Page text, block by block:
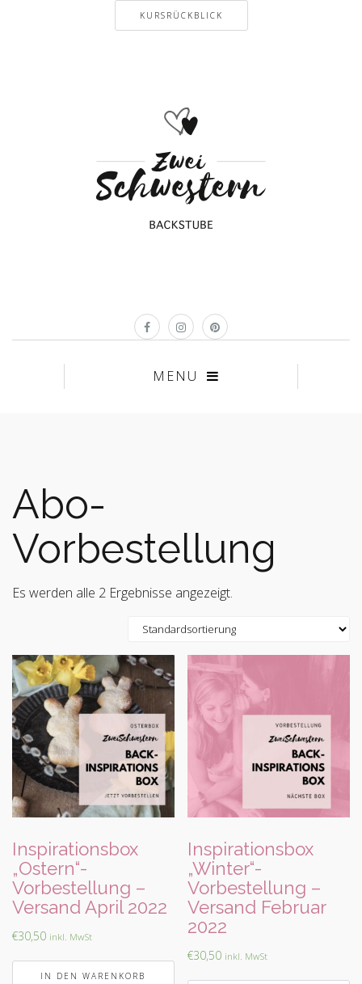
KURSRÜCKBLICK
MENU
Abo-
Vorbestellung
Es werden alle 2 Ergebnisse angezeigt.
Inspirationsbox
„Ostern“-
Vorbestellung –
Versand April 2022
€30,50 inkl. MwSt
IN DEN WARENKORB
Inspirationsbox
„Winter“-
Vorbestellung –
Versand Februar
2022
€30,50 inkl. MwSt